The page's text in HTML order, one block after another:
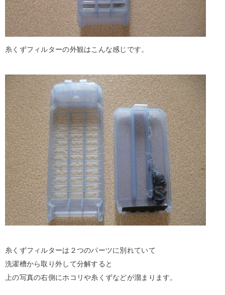
糸くずフィルターの外観はこんな感じです。
糸くずフィルターは２つのパーツに別れていて
洗濯槽から取り外して分解すると
上の写真の右側にホコリや糸くずなどが溜まります。